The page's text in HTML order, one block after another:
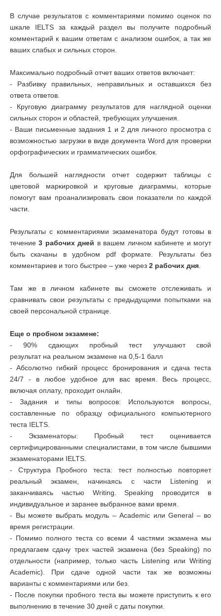
В случае результатов с комментариями помимо оценок по
шкале IELTS за каждый раздел вы получите подробный
комментарий к вашим ответам с анализом ошибок, а так же
ваших слабых и сильных сторон.
Максимально подробный отчет ваших ответов включает:
- Разбивку правильных, неправильных и оставшихся без
ответа ответов.
- Круговую диаграмму результатов для наглядной оценки
сильных сторон и областей, требующих улучшения.
- Ваши письменные задания 1 и 2 для личного просмотра с
возможностью загрузки в виде документа Word для проверки
орфографических и грамматических ошибок.
Для большей наглядности отчет содержит таблицы с
цветовой маркировкой и круговые диаграммы, которые
помогут вам проанализировать свои показатели по каждой
части.
Результаты с комментариями экзаменатора будут готовы в
течение3 рабочих дней в вашем личном кабинете и могут
быть скачаны в удобном pdf формате. Результаты без
комментариев и того быстрее – уже через 2 рабочих дня
Там же в личном кабинете вы сможете отслеживать и
сравнивать свои результаты с предыдущими попытками на
своей персональной странице.
Еще о пробном экзамене:
- 90% сдающих пробный тест улучшают свой
результат на реальном экзамене на 0,5-1 балл
- Абсолютно гибкий процесс бронирования и сдача теста
24/7 - в любое удобное для вас время. Весь процесс,
включая оплату, проходит онлайн.
- Задания и типы вопросов: Используются вопросы,
составленные по образцу официального компьютерного
теста IELTS.
- Экзаменаторы: Пробный тест оценивается
сертифицированными специалистами, в том числе бывшими
экзаменаторами IELTS.
- Структура Пробного теста: тест полностью повторяет
реальный экзамен, начинаясь с части Listening и
заканчиваясь частью Writing. Speaking проводится в
индивидуальное и заранее выбранное вами время.
- Вы можете выбрать модуль – Academic или General – во
время регистрации.
- Помимо полного теста со всеми 4 частями экзамена мы
предлагаем сдачу трех частей экзамена (без Speaking) по
отдельности (например, только часть Listening или Writing
Academic). При сдаче одной части так же возможны
варианты с комментариями или без.
- После покупки пробного теста вы можете приступить к его
выполнению в течение 30 дней с даты покупки.